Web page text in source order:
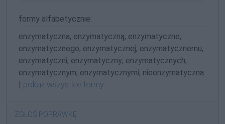
formy alfabetycznie:
enzymatyczna; enzymatyczną; enzymatyczne;
enzymatycznego; enzymatycznej; enzymatycznemu;
enzymatyczni; enzymatyczny; enzymatycznych;
enzymatycznym; enzymatycznymi; nieenzymatyczna
| pokaż wszystkie formy
ZGŁOŚ POPRAWKĘ